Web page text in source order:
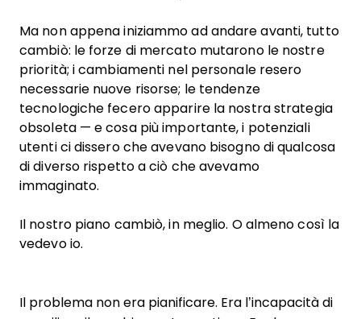
Ma non appena iniziammo ad andare avanti, tutto
cambiò: le forze di mercato mutarono le nostre
priorità; i cambiamenti nel personale resero
necessarie nuove risorse; le tendenze
tecnologiche fecero apparire la nostra strategia
obsoleta — e cosa più importante, i potenziali
utenti ci dissero che avevano bisogno di qualcosa
di diverso rispetto a ciò che avevamo
immaginato.
Il nostro piano cambiò, in meglio. O almeno così la
vedevo io.
Il problema non era pianificare. Era l’incapacità di